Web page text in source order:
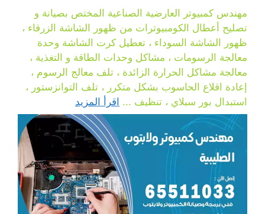
مهندس كمبيوتر العارضية الصناعية المختص بصيانة و
تصليح أعطال الكومبيوترات من ظهور الشاشة الزرقاء ،
ظهور الشاشة السوداء ، تعطيل كرت الشاشة وحدة
معالجة الرسومات ، مشاكل وحدات الطاقة و التغذية ،
معالجة مشاكل الحرارة الزائدة ، تلف معالج الرسوم ،
إعادة اقلاع الحاسوب بشكل متكرر ، تلف التوانزستور ،
استبدال بور سبلاي ، تنظيف ... اقرأ المزيد